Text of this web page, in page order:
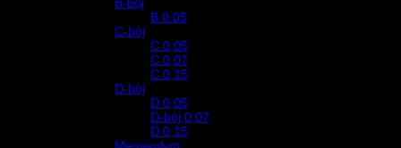
B 0.05
C-böj
C 0,05
C 0,07
C 0,15
D-böj
D 0,05
D-böj 0,07
D 0,15